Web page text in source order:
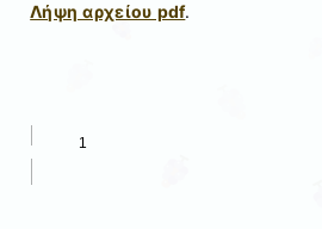
Λήψη αρχείου pdf.